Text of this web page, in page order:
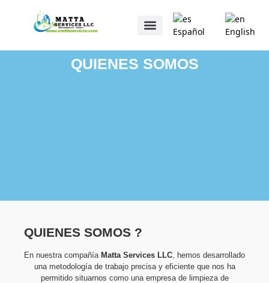
Español English
QUIENES SOMOS
QUIENES SOMOS ?
En nuestra compañía Matta Services LLC, hemos desarrollado
una metodología de trabajo precisa y eficiente que nos ha
permitido situarnos como una empresa de limpieza de